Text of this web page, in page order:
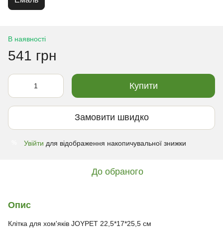
В наявності
541 грн
Купити
Замовити швидко
Увійти для відображення накопичувальної знижки
До обраного
Опис
Клітка для хом'яків JOYPET 22,5*17*25,5 см